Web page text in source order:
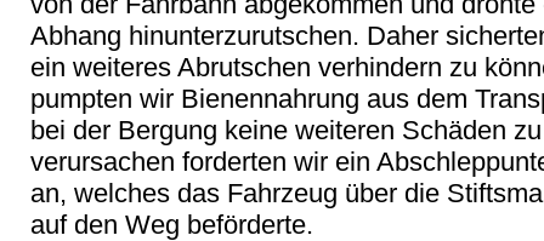
Abhang hinunterzurutschen. Daher
ein weiteres Abrutschen verhindern zu
pumpten wir Bienennahrung aus dem
bei der Bergung keine weiteren Schäden zu
verursachen forderten wir ein
an, welches das Fahrzeug über die
auf den Weg beförderte.